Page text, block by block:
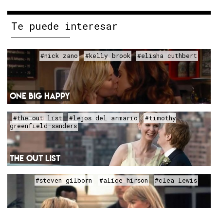
Te puede interesar
#nick zano #kelly brook #elisha cuthbert
ONE BIG HAPPY
#the out list #lejos del armario
#timothy
greenfield-sanders
THE OUT LIST
#steven gilborn #alice hirson #clea lewis